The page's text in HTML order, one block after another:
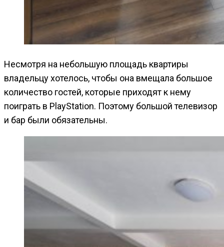
Несмотря на небольшую площадь квартиры
владельцу хотелось, чтобы она вмещала большое
количество гостей, которые приходят к нему
поиграть в PlayStation. Поэтому большой телевизор
и бар были обязательны.